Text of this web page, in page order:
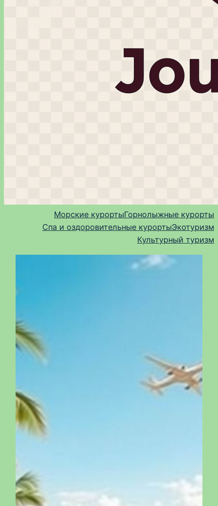
Морские курортыГорнолыжные курорты
Спа и оздоровительные курортыЭкотуризм
Культурный туризм